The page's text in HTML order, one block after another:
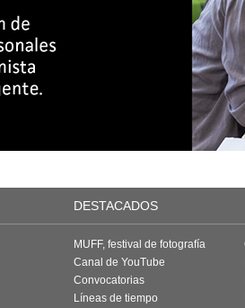
DESTACADOS
MUFF, festival de fotografía
Canal de YouTube
Convocatorias
Líneas de tiempo